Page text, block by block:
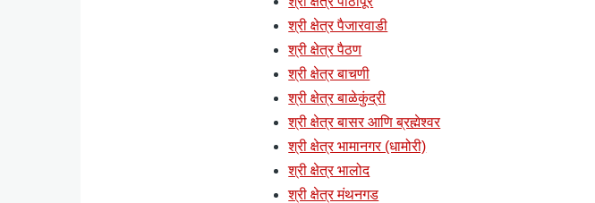
श्री क्षेत्र पैजारवाडी
श्री क्षेत्र पैठण
श्री क्षेत्र बाचणी
श्री क्षेत्र बाळेकुंद्री
श्री क्षेत्र बासर आणि ब्रह्मेश्वर
श्री क्षेत्र भामानगर (धामोरी)
श्री क्षेत्र भालोद
श्री क्षेत्र मंथनगड